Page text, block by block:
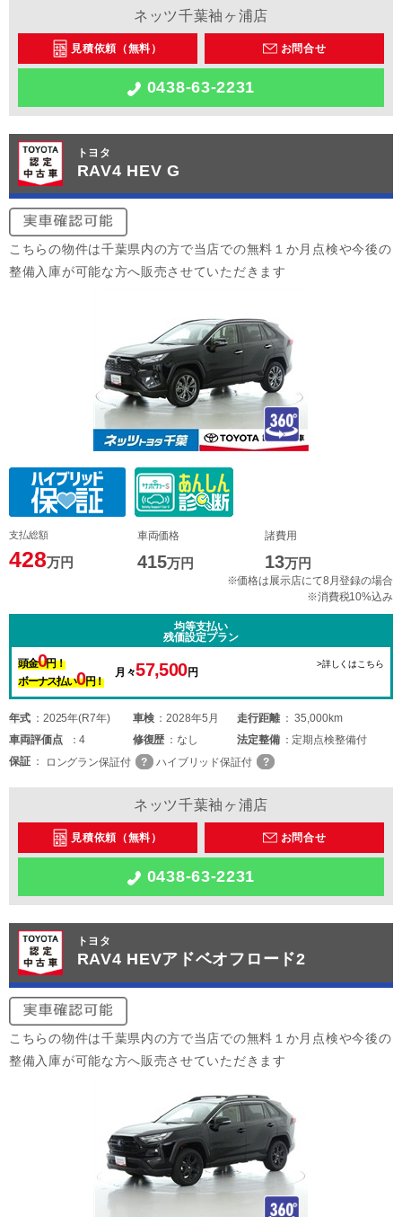
ネッツ千葉袖ヶ浦店
見積依頼（無料） お問合せ
0438-63-2231
トヨタ
RAV4 HEV G
こちらの物件は千葉県内の方で当店での無料１か月点検や今後の
整備入庫が可能な方へ販売させていただきます
支払総額
428万円
車両価格
415万円
諸費用
13万円
※価格は展示店にて8月登録の場合
※消費税10%込み
均等支払い
残価設定プラン
頭金0円！
ボーナス払い0円！
月々57,500円
>詳しくはこちら
年式 2025年(R7年) 車検 2028年5月 走行距離
35,000km
車両評価点 4 修復歴 なし 法定整備
定期点検整備付
保証
ロングラン保証付 ハイブリッド保証付
ネッツ千葉袖ヶ浦店
見積依頼（無料） お問合せ
0438-63-2231
トヨタ
RAV4 HEVアドベオフロード2
こちらの物件は千葉県内の方で当店での無料１か月点検や今後の
整備入庫が可能な方へ販売させていただきます